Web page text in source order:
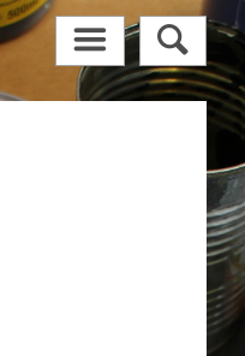
M R